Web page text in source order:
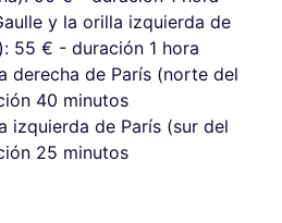
y la orilla izquierda de
55 € - duración 1 hora
derecha de París (norte del
40 minutos
izquierda de París (sur del
25 minutos